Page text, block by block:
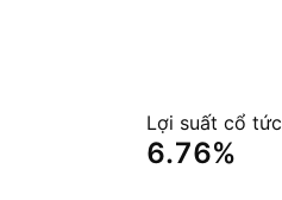
Lợi suất cổ
6.76%